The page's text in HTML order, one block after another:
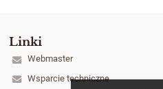
Linki
Webmaster
Wsparcie techniczne